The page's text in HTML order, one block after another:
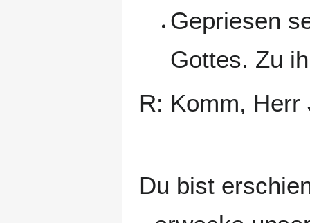
Gepriesen
Gottes. Zu
R: Komm, Herr
Du bist